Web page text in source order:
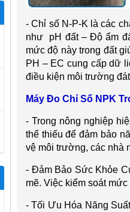
-Chỉ số N-P-K là các ch
như pH đất – Độ ẩm
mức độ này trong đất gi
PH – EC cung cấp dữ
điều kiện môi trường đ
Máy Đo Chỉ Số NPK
- Trong nông nghiệp
thể thiếu để đảm bảo
vệ môi trường, các nhà
- Đảm Bảo Sức Khỏe
mẽ. Việc kiểm soát mức
-Tối Ưu Hóa Năng Su